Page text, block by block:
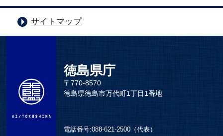
サイトマップ
徳島県庁
〒770-8570
徳島県徳島市万代町1丁目1番地
電話番号:088-621-2500（代表）